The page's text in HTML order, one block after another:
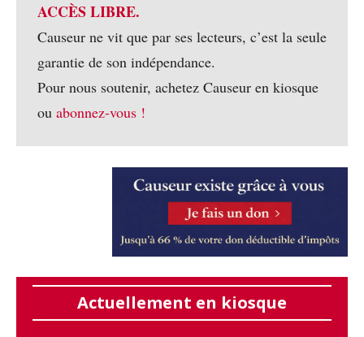
ACCÈS LIBRE.
Causeur ne vit que par ses lecteurs, c’est la seule
garantie de son indépendance.
Pour nous soutenir, achetez Causeur en kiosque
ou abonnez-vous !
Actuellement en kiosque